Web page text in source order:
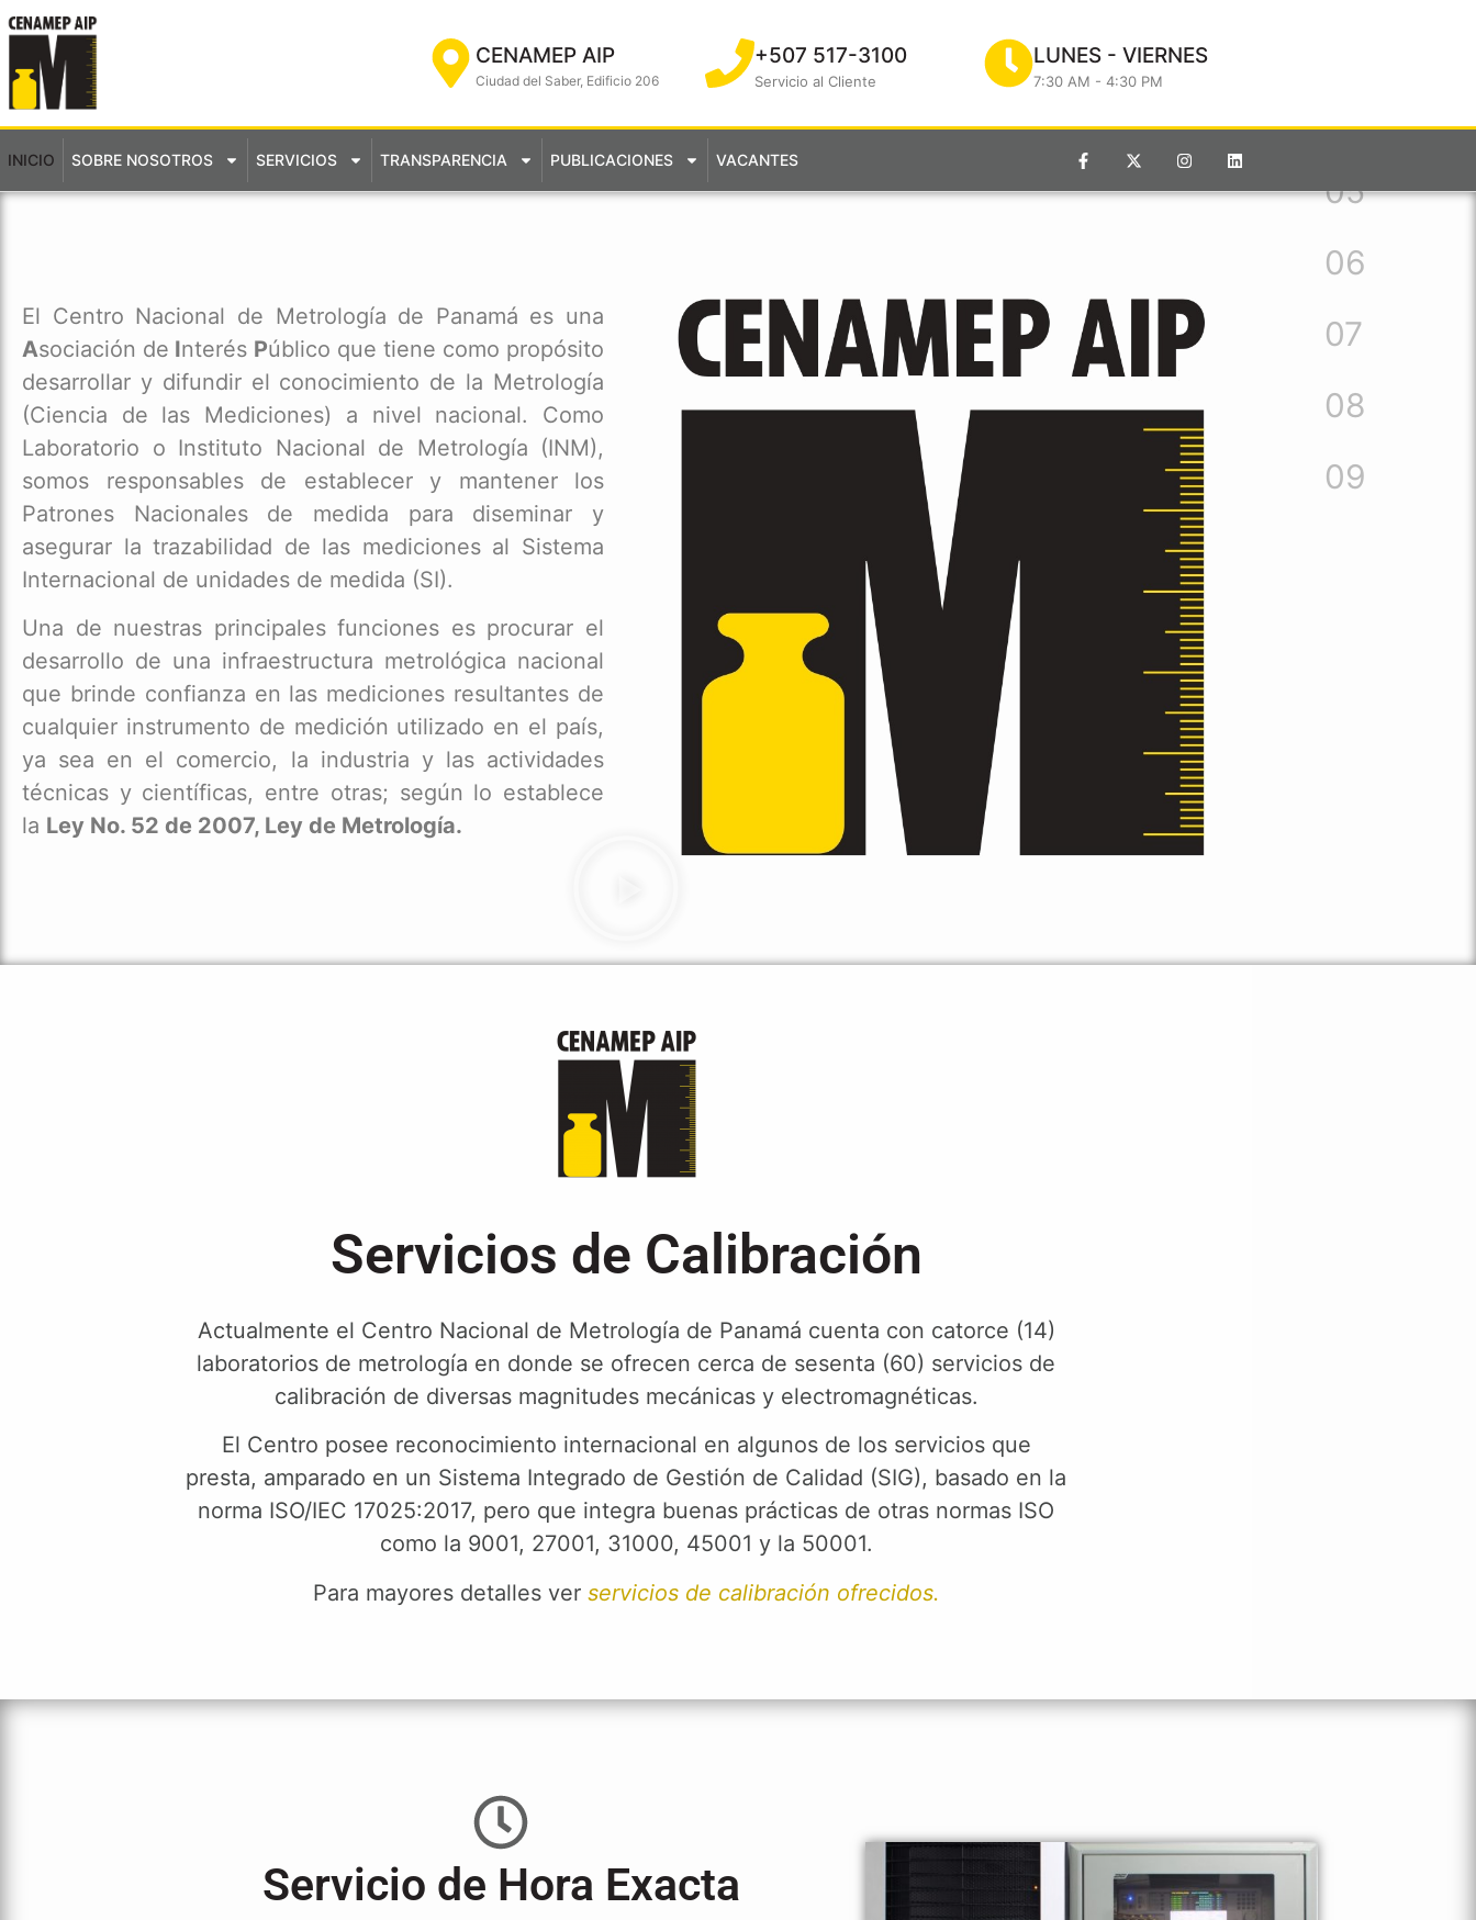
CENAMEP AIP
Ciudad del Saber, Edificio 206
+507 517-3100
Servicio al Cliente
LUNES - VIERNES
7:30 AM - 4:30 PM
INICIO SOBRE NOSOTROS SERVICIOS TRANSPARENCIA PUBLICACIONES VACANTES
El Centro Nacional de Metrología de Panamá es una
Asociación de Interés Público que tiene como propósito
desarrollar y difundir el conocimiento de la Metrología
(Ciencia de las Mediciones) a nivel nacional. Como
Laboratorio o Instituto Nacional de Metrología (INM),
somos responsables de establecer y mantener los
Patrones Nacionales de medida para diseminar y
asegurar la trazabilidad de las mediciones al Sistema
Internacional de unidades de medida (SI).
Una de nuestras principales funciones es procurar el
desarrollo de una infraestructura metrológica nacional
que brinde confianza en las mediciones resultantes de
cualquier instrumento de medición utilizado en el país,
ya sea en el comercio, la industria y las actividades
técnicas y científicas, entre otras; según lo establece
la Ley No. 52 de 2007, Ley de Metrología.
Servicios de Calibración
Actualmente el Centro Nacional de Metrología de Panamá cuenta con catorce (14)
laboratorios de metrología en donde se ofrecen cerca de sesenta (60) servicios de
calibración de diversas magnitudes mecánicas y electromagnéticas.
El Centro posee reconocimiento internacional en algunos de los servicios que
presta, amparado en un Sistema Integrado de Gestión de Calidad (SIG), basado en la
norma ISO/IEC 17025:2017, pero que integra buenas prácticas de otras normas ISO
como la 9001, 27001, 31000, 45001 y la 50001.
Para mayores detalles ver servicios de calibración ofrecidos.
Servicio de Hora Exacta